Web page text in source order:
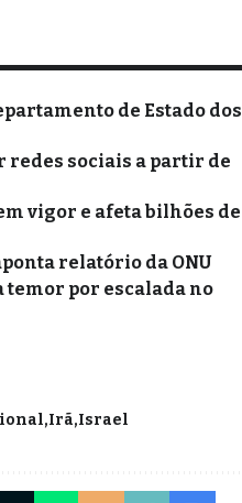
de Estado dos
redes sociais a partir de
vigor e afeta bilhões de
relatório da ONU
temor por escalada no
Irã Israel